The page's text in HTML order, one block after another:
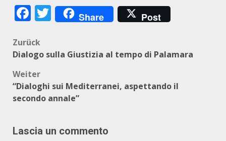
Facebook
Twitter
Share Post
Beitragsnavigation
Zurück
Dialogo sulla Giustizia al tempo di Palamara
Weiter
“Dialoghi sui Mediterranei, aspettando il
secondo annale”
Lascia un commento